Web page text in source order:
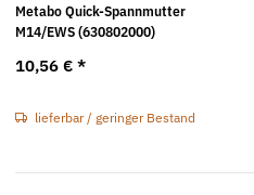
Metabo Quick-Spannmutter
M14/EWS (630802000)
10,56 € *
lieferbar / geringer Bestand